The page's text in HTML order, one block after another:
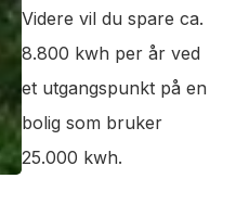
Videre vil du spare ca.
8.800 kwh per år ved
et utgangspunkt på en
bolig som bruker
25.000 kwh.